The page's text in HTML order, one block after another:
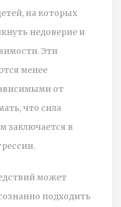
на которых
недоверие и
Эти
менее
от
что сила
заключается в
может
подходить